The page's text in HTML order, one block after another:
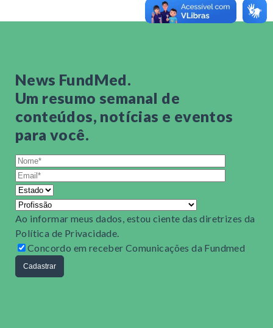
Eventos: eventos@fundmed.org.br
processadas exclusivamente por meio do Portal do
detalhadas sobre o acesso ao Portal do Coordenador e
o procedimento para solicitações de reembolso de
despesas com compras.
1️⃣Primeiro acesso ao sistema
News FundMed.
Um resumo semanal de
conteúdos, notícias e eventos
para você.
Ao informar meus dados, estou ciente das diretrizes da
Política de Privacidade.
Concordo em receber Comunicações da Fundmed